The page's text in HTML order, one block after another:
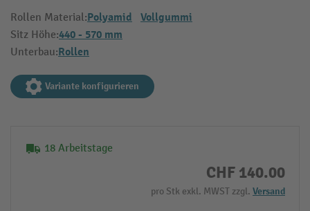
Rollen Material:Polyamid Vollgummi
Sitz Höhe:440 - 570 mm
Unterbau:Rollen
Variante konfigurieren
18 Arbeitstage
CHF 140.00
pro Stk exkl. MWST zzgl. Versand